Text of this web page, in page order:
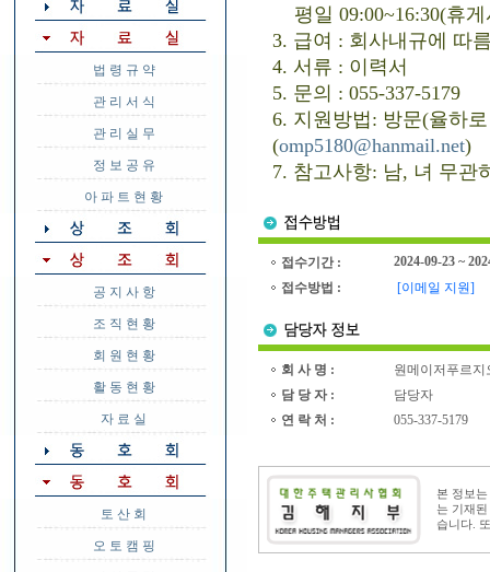
법 령 규 약
관 리 서 식
관 리 실 무
정 보 공 유
아 파 트 현 황
공 지 사 항
조 직 현 황
회 원 현 황
활 동 현 황
자 료 실
토 산 회
오 토 캠 핑
평일 09:00~16:30(휴게
3. 급여 : 회사내규에 따
4. 서류 : 이력서
5. 문의 : 055-337-5179
6. 지원방법: 방문(율하
(omp5180@hanmail.net)
7. 참고사항: 남, 녀 무관
접수기간 :
2024-09-23 ~
접수방법 :
[이메일 지원]
회 사 명 :
원메이저푸르지
담 당 자 :
담당자
연 락 처 :
055-337-5179
본 정보는
는 기재
습니다.